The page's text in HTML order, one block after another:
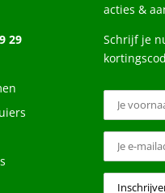
29
acties &
Schrijf je